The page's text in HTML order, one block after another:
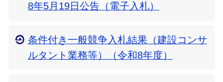
8年5月19日公告（電子入札）
条件付き一般競争入札結果（建設コンサ
ルタント業務等）（令和8年度）